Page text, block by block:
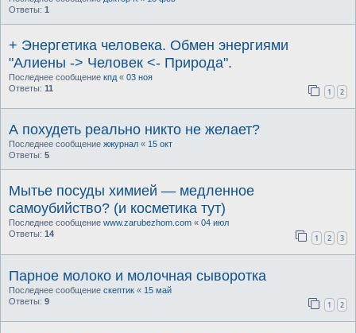
Ответы: 1
+ Энергетика человека. Обмен энергиями
"Алиены -> Человек <- Природа".
Последнее сообщение кпд « 03 ноя
Ответы: 11 1 2
А похудеть реально никто не желает?
Последнее сообщение жжурнал « 15 окт
Ответы: 5
Мытье посуды химией — медленное
самоубийство? (и косметика тут)
Последнее сообщение www.zarubezhom.com « 04 июл
Ответы: 14 1 2 3
Парное молоко и молочная сыворотка
Последнее сообщение скептик « 15 май
Ответы: 9 1 2